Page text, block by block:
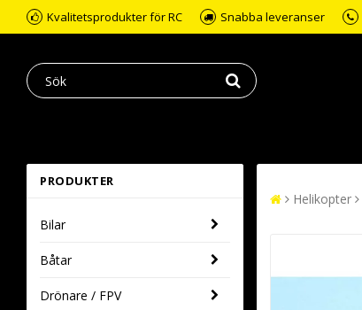
Kvalitetsprodukter för RC Snabba leveranser
PRODUKTER
Bilar
Båtar
Drönare / FPV
Helikopter